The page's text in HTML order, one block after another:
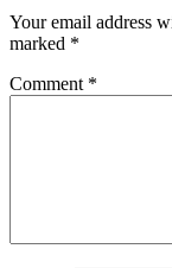
Your email address
marked *
Comment *